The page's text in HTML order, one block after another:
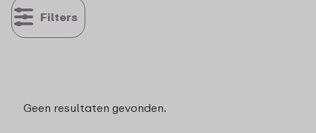
Filters
Geen resultaten gevonden.